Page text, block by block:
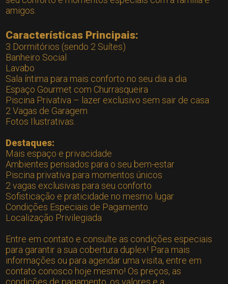
amigos.
Características Principais:
3 Dormitórios (sendo 2 Suítes)
Banheiro Social
Lavabo
Sala íntima para mais conforto no seu dia a dia
Espaço Gourmet com Churrasqueira
Piscina Privativa – lazer exclusivo sem sair de casa
2 Vagas de Garagem
Fotos Ilustrativas.
Destaques:
Mais espaço e privacidade
Ambientes pensados para o seu bem-estar
Piscina privativa para momentos únicos
2 vagas exclusivas para seu conforto
Sofisticação e praticidade no mesmo lugar
Condições Especiais de Pagamento
Localização Privilegiada
Entre em contato e consulte as condições especiais
para garantir a sua cobertura duplex! Para mais
informações ou para agendar uma visita, entre em
contato conosco hoje mesmo! Os preços, as